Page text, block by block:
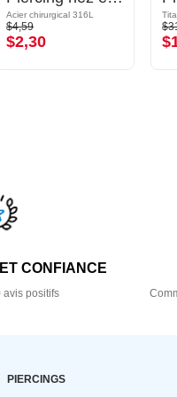
Acier chirurgical 316L
$4,59
$2,30
CONFIANCE
avis positifs
PIERCINGS